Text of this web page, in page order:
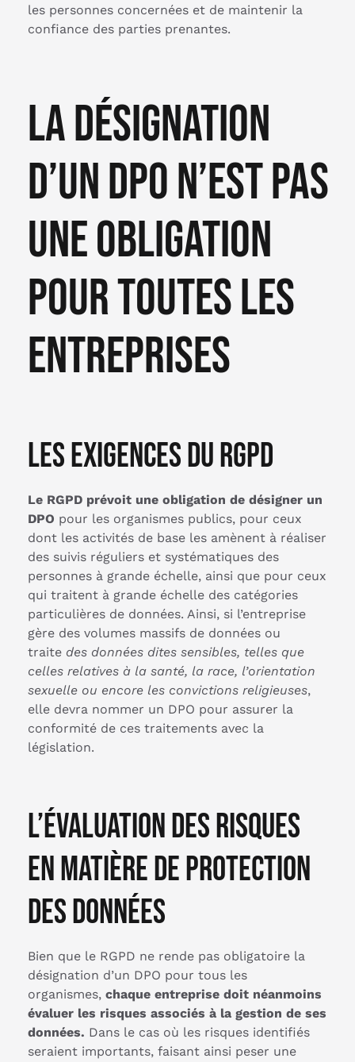
les personnes concernées et de maintenir la
confiance des parties prenantes.
La désignation
d’un DPO n’est pas
une obligation
pour toutes les
entreprises
Les exigences du RGPD
Le RGPD prévoit une obligation de désigner un
DPO pour les organismes publics, pour ceux
dont les activités de base les amènent à réaliser
des suivis réguliers et systématiques des
personnes à grande échelle, ainsi que pour ceux
qui traitent à grande échelle des catégories
particulières de données. Ainsi, si l’entreprise
gère des volumes massifs de données ou
traite des données dites sensibles, telles que
celles relatives à la santé, la race, l’orientation
sexuelle ou encore les convictions religieuses,
elle devra nommer un DPO pour assurer la
conformité de ces traitements avec la
législation.
L’évaluation des risques
en matière de protection
des données
Bien que le RGPD ne rende pas obligatoire la
désignation d’un DPO pour tous les
organismes, chaque entreprise doit néanmoins
évaluer les risques associés à la gestion de ses
données. Dans le cas où les risques identifiés
seraient importants, faisant ainsi peser une